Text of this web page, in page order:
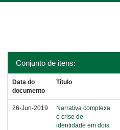
Conjunto de itens:
Data do
documento
Título
26-Jun-2019
Narrativa complexa
e crise de
identidade em dois